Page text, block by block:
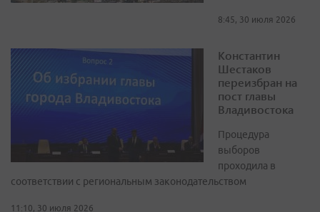
8:45, 30 июля 2026
Константин
Шестаков
переизбран на
пост главы
Владивостока
Процедура
выборов
проходила в
соответствии с региональным законодательством
11:10, 30 июля 2026